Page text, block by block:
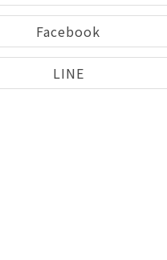
Facebook
LINE